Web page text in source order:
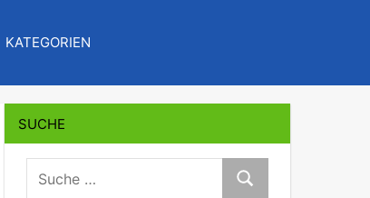
KATEGORIEN
SUCHE
suche:
Suche